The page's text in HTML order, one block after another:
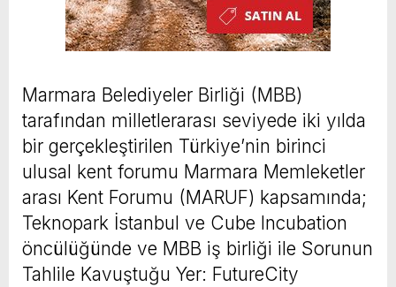
Marmara Belediyeler Birliği (MBB)
tarafından milletlerarası seviyede iki yılda
bir gerçekleştirilen Türkiye’nin birinci
ulusal kent forumu Marmara Memleketler
arası Kent Forumu (MARUF) kapsamında;
Teknopark İstanbul ve Cube Incubation
öncülüğünde ve MBB iş birliği ile Sorunun
Tahlile Kavuştuğu Yer: FutureCity